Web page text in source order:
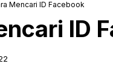
Mencari ID Facebook
ID